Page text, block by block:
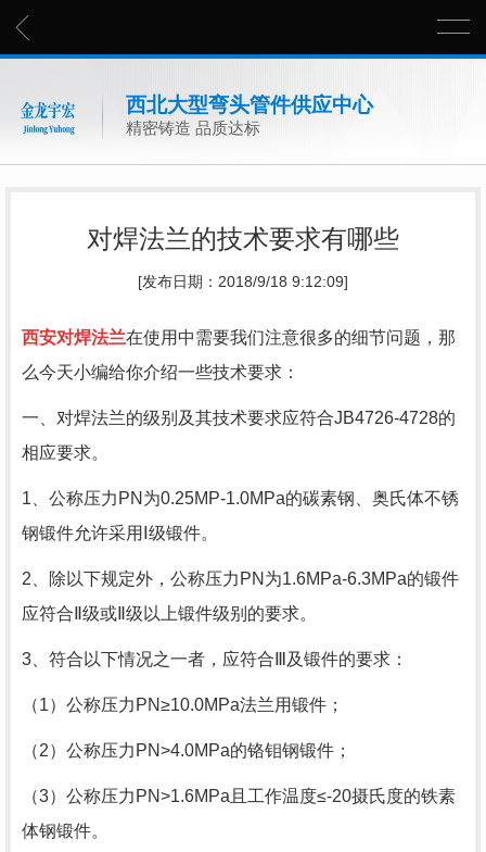
西北大型弯头管件供应中心
精密铸造 品质达标
对焊法兰的技术要求有哪些
[发布日期：2018/9/18 9:12:09]
西安对焊法兰在使用中需要我们注意很多的细节问题，那
么今天小编给你介绍一些技术要求：
一、对焊法兰的级别及其技术要求应符合JB4726-4728的
相应要求。
1、公称压力PN为0.25MP-1.0MPa的碳素钢、奥氏体不锈
钢锻件允许采用Ⅰ级锻件。
2、除以下规定外，公称压力PN为1.6MPa-6.3MPa的锻件
应符合Ⅱ级或Ⅱ级以上锻件级别的要求。
3、符合以下情况之一者，应符合Ⅲ及锻件的要求：
（1）公称压力PN≥10.0MPa法兰用锻件；
（2）公称压力PN>4.0MPa的铬钼钢锻件；
（3）公称压力PN>1.6MPa且工作温度≤-20摄氏度的铁素
体钢锻件。